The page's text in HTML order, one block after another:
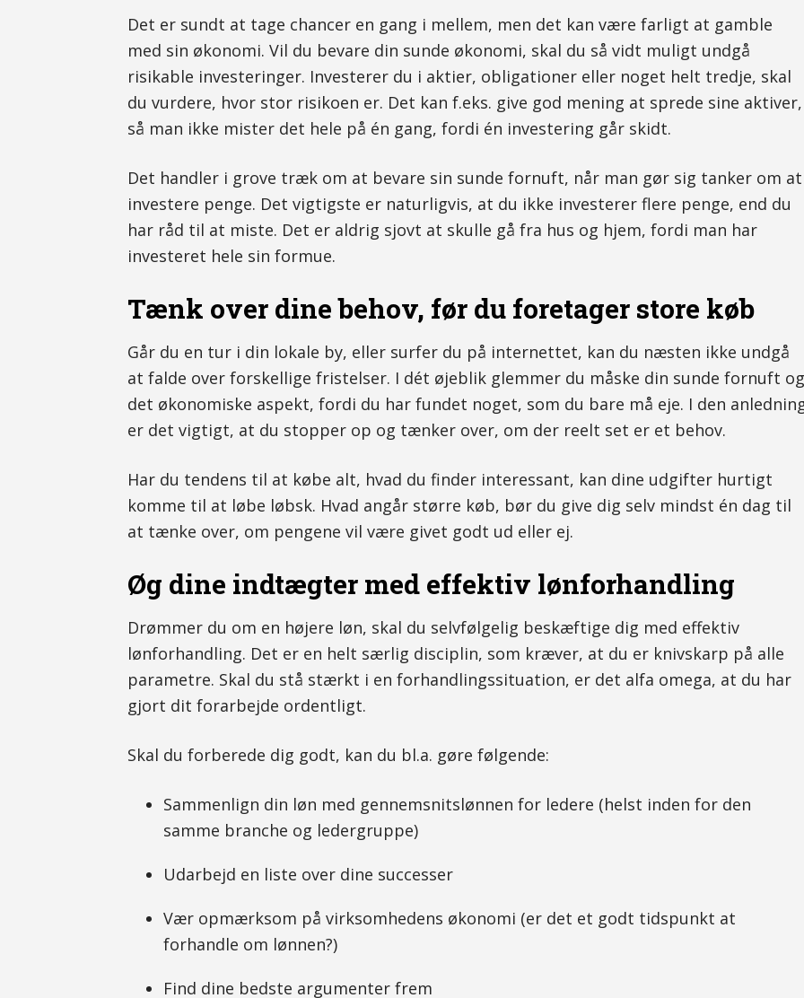
Det er sundt at tage chancer en gang i mellem, men det kan være farligt at gamble
med sin økonomi. Vil du bevare din sunde økonomi, skal du så vidt muligt undgå
risikable investeringer. Investerer du i aktier, obligationer eller noget helt tredje, skal
du vurdere, hvor stor risikoen er. Det kan f.eks. give god mening at sprede sine aktiver,
så man ikke mister det hele på én gang, fordi én investering går skidt.
Det handler i grove træk om at bevare sin sunde fornuft, når man gør sig tanker om at
investere penge. Det vigtigste er naturligvis, at du ikke investerer flere penge, end du
har råd til at miste. Det er aldrig sjovt at skulle gå fra hus og hjem, fordi man har
investeret hele sin formue.
Tænk over dine behov, før du foretager store køb
Går du en tur i din lokale by, eller surfer du på internettet, kan du næsten ikke undgå
at falde over forskellige fristelser. I dét øjeblik glemmer du måske din sunde fornuft og
det økonomiske aspekt, fordi du har fundet noget, som du bare må eje. I den
er det vigtigt, at du stopper op og tænker over, om der reelt set er et behov.
Har du tendens til at købe alt, hvad du finder interessant, kan dine udgifter hurtigt
komme til at løbe løbsk. Hvad angår større køb, bør du give dig selv mindst én dag til
at tænke over, om pengene vil være givet godt ud eller ej.
Øg dine indtægter med effektiv lønforhandling
Drømmer du om en højere løn, skal du selvfølgelig beskæftige dig med effektiv
lønforhandling. Det er en helt særlig disciplin, som kræver, at du er knivskarp på alle
parametre. Skal du stå stærkt i en forhandlingssituation, er det alfa omega, at du har
gjort dit forarbejde ordentligt.
Skal du forberede dig godt, kan du bl.a. gøre følgende:
Sammenlign din løn med gennemsnitslønnen for ledere (helst inden for den
samme branche og ledergruppe)
Udarbejd en liste over dine successer
Vær opmærksom på virksomhedens økonomi (er det et godt tidspunkt at
forhandle om lønnen?)
Find dine bedste argumenter frem